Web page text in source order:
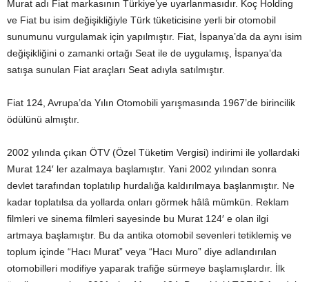
Murat adı Fiat markasının Türkiye’ye uyarlanmasıdır. Koç Holding
ve Fiat bu isim değişikliğiyle Türk tüketicisine yerli bir otomobil
sunumunu vurgulamak için yapılmıştır. Fiat, İspanya’da da aynı isim
değişikliğini o zamanki ortağı Seat ile de uygulamış, İspanya’da
satışa sunulan Fiat araçları Seat adıyla satılmıştır.
Fiat 124, Avrupa’da Yılın Otomobili yarışmasında 1967’de birincilik
ödülünü almıştır.
2002 yılında çıkan ÖTV (Özel Tüketim Vergisi) indirimi ile yollardaki
Murat 124′ ler azalmaya başlamıştır. Yani 2002 yılından sonra
devlet tarafından toplatılıp hurdalığa kaldırılmaya başlanmıştır. Ne
kadar toplatılsa da yollarda onları görmek hâlâ mümkün. Reklam
filmleri ve sinema filmleri sayesinde bu Murat 124′ e olan ilgi
artmaya başlamıştır. Bu da antika otomobil sevenleri tetiklemiş ve
toplum içinde “Hacı Murat” veya “Hacı Muro” diye adlandırılan
otomobilleri modifiye yaparak trafiğe sürmeye başlamışlardır. İlk